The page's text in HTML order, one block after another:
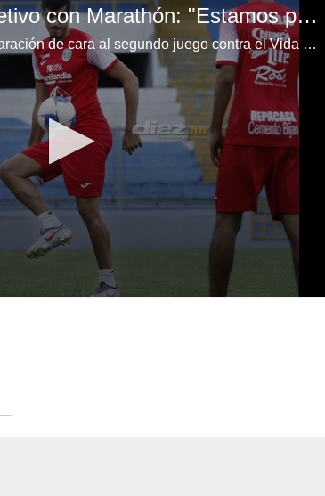
Bruno Volpi y su objetivo con Marathón: "Estamos para ganar el campeonato"
El Marathón sigue con la preparación de cara al segundo juego contra el Vida por la Liga Nacional el próximo sábado.